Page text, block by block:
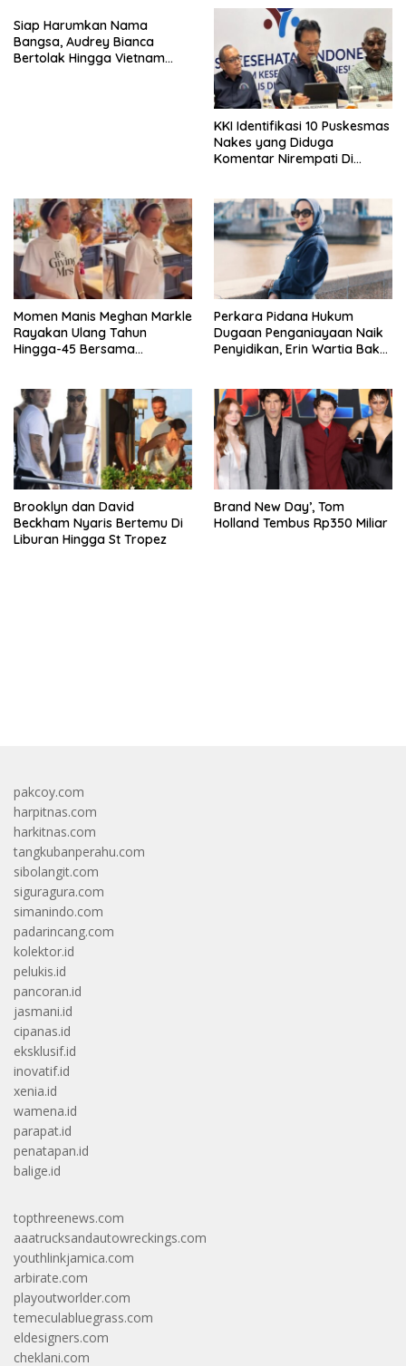
Siap Harumkan Nama
Bangsa, Audrey Bianca
Bertolak Hingga Vietnam
KKI Identifikasi 10 Puskesmas
Nakes yang Diduga
Komentar Nirempati Di
Momen Manis Meghan Markle
Rayakan Ulang Tahun
Hingga-45 Bersama
Perkara Pidana Hukum
Dugaan Penganiayaan Naik
Penyidikan, Erin Wartia Bakal
Brooklyn dan David
Beckham Nyaris Bertemu Di
Liburan Hingga St Tropez
Brand New Day’, Tom
Holland Tembus Rp350 Miliar
pakcoy.com
harpitnas.com
harkitnas.com
tangkubanperahu.com
sibolangit.com
siguragura.com
simanindo.com
padarincang.com
kolektor.id
pelukis.id
pancoran.id
jasmani.id
cipanas.id
eksklusif.id
inovatif.id
xenia.id
wamena.id
parapat.id
penatapan.id
balige.id
topthreenews.com
aaatrucksandautowreckings.com
youthlinkjamica.com
arbirate.com
playoutworlder.com
temeculabluegrass.com
eldesigners.com
cheklani.com